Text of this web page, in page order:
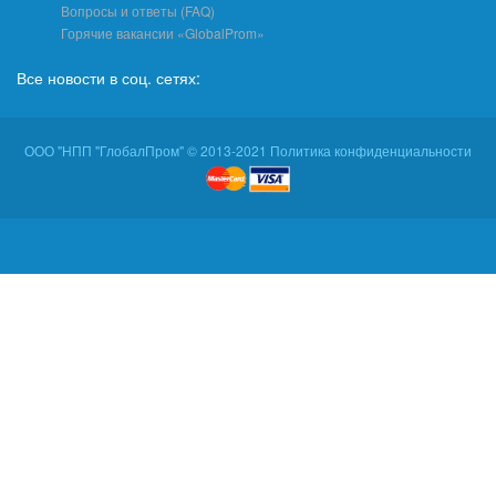
Вопросы и ответы (FAQ)
Горячие вакансии «GlobalProm»
Все новости в соц. сетях:
ООО "НПП "ГлобалПром" © 2013-2021 Политика конфиденциальности